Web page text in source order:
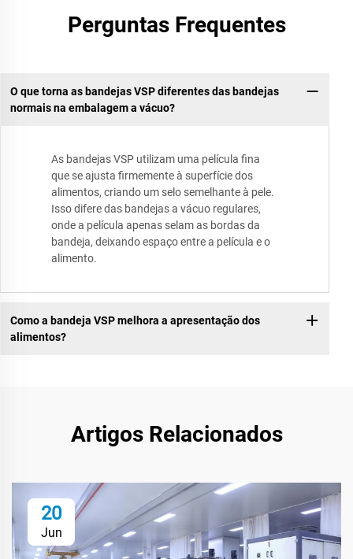
Perguntas Frequentes
O que torna as bandejas VSP diferentes das bandejas
normais na embalagem a vácuo?
As bandejas VSP utilizam uma película fina
que se ajusta firmemente à superfície dos
alimentos, criando um selo semelhante à pele.
Isso difere das bandejas a vácuo regulares,
onde a película apenas selam as bordas da
bandeja, deixando espaço entre a película e o
alimento.
Como a bandeja VSP melhora a apresentação dos
alimentos?
Artigos Relacionados
20
Jun